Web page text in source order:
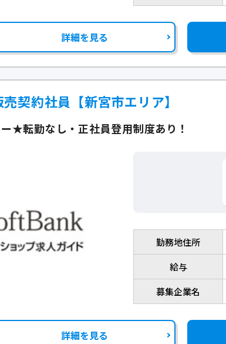
詳細を見る
契約社員【新宮市エリア】
★転勤なし・正社員登用制度あり！
勤務地住所
給与
募集企業名
詳細を見る